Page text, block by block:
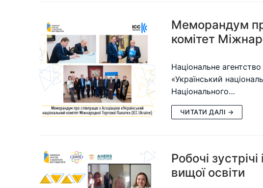
Меморандум
комітет
Національне
«Український
Національного…
ЧИТАТИ ДАЛІ →
Робочі
вищої освіти